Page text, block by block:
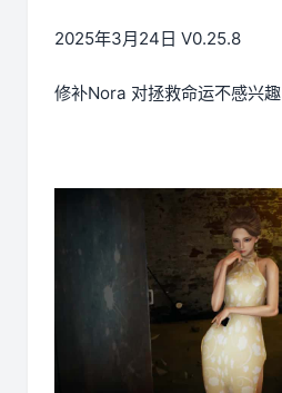
2025年3月24日 V0.25.8
修补Nora 对拯救命运不感兴趣